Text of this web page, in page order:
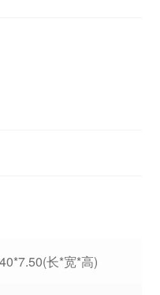
长*宽*高)